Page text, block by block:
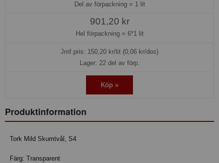
Del av förpackning = 1 lit
901,20 kr
Hel förpackning = 6*1 lit
Jmf.pris: 150,20 kr/lit (0,06 kr/dos)
Lager: 22 del av förp.
Köp »
Produktinformation
Tork Mild Skumtvål, S4
Färg: Transparent